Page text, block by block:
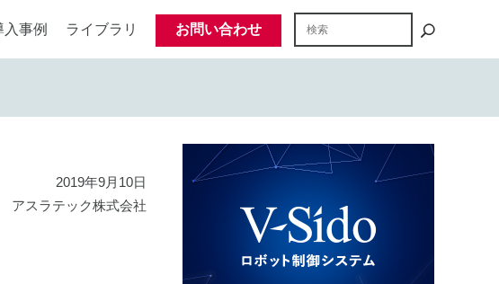
入事例 ライブラリ お問い合わせ
2019年9月10日
アスラテック株式会社